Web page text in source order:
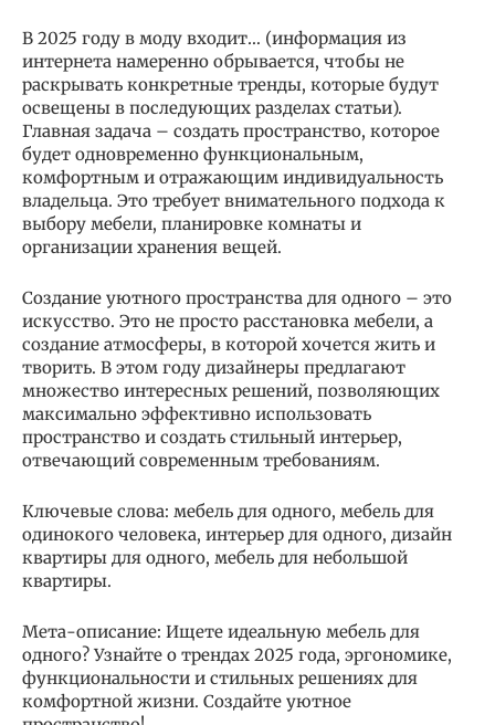
В 2025 году в моду входит… (информация из
интернета намеренно обрывается, чтобы не
раскрывать конкретные тренды, которые будут
освещены в последующих разделах статьи).
Главная задача – создать пространство, которое
будет одновременно функциональным,
комфортным и отражающим индивидуальность
владельца. Это требует внимательного подхода к
выбору мебели, планировке комнаты и
организации хранения вещей.
Создание уютного пространства для одного – это
искусство. Это не просто расстановка мебели, а
создание атмосферы, в которой хочется жить и
творить. В этом году дизайнеры предлагают
множество интересных решений, позволяющих
максимально эффективно использовать
пространство и создать стильный интерьер,
отвечающий современным требованиям.
Ключевые слова: мебель для одного, мебель для
одинокого человека, интерьер для одного, дизайн
квартиры для одного, мебель для небольшой
квартиры.
Мета-описание: Ищете идеальную мебель для
одного? Узнайте о трендах 2025 года, эргономике,
функциональности и стильных решениях для
комфортной жизни. Создайте уютное